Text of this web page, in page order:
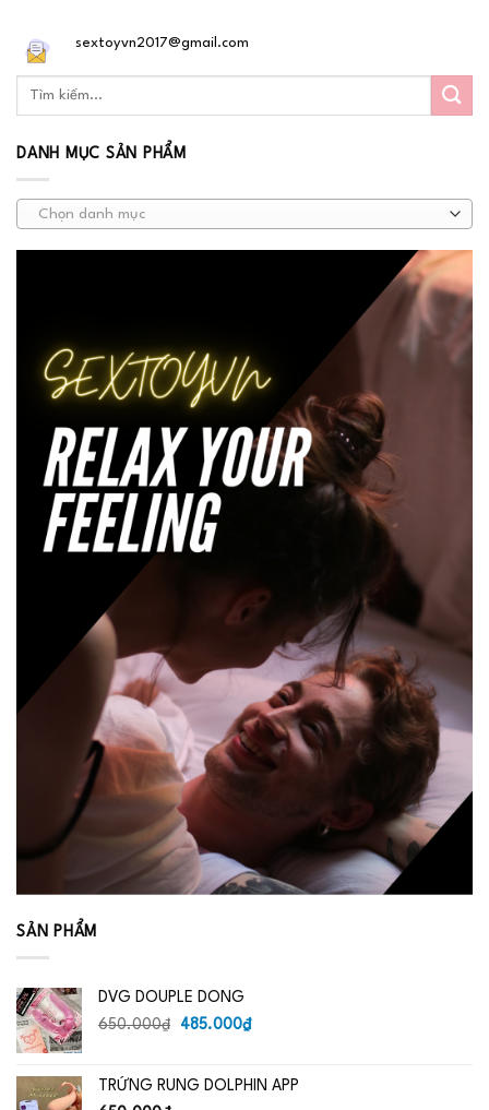
sextoyvn2017@gmail.com
DANH MỤC SẢN PHẨM
Chọn danh mục
SẢN PHẨM
DVG DOUPLE DONG
650.000₫
Giá
650.000₫.
485.000₫Giá
là:
TRỨNG RUNG DOLPHIN APP